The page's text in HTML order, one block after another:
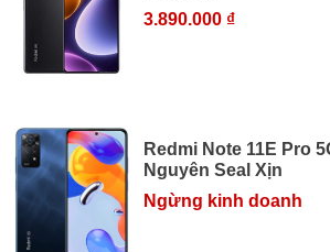
3.890.000 ₫
Redmi Note 11E Pro
Nguyên Seal Xịn
Ngừng kinh doanh